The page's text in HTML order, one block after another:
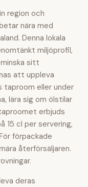
region och
nära med
Denna lokala
miljöprofil,
sitt
att uppleva
taproom eller under
lära sig om ölstilar
erbjuds
15 cl per servering,
förpackade
återförsäljaren.
deras